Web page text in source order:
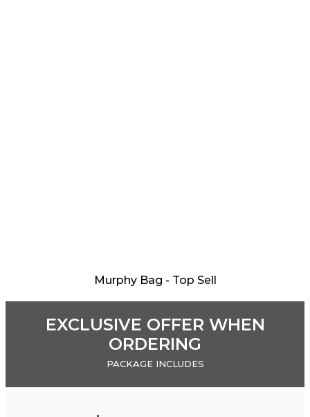
Murphy Bag - Top Sell
EXCLUSIVE OFFER WHEN
ORDERING
PACKAGE INCLUDES